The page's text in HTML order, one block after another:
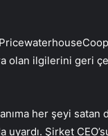
olan ilgilerini geri
her şeyi satan
uyardı. Şirket